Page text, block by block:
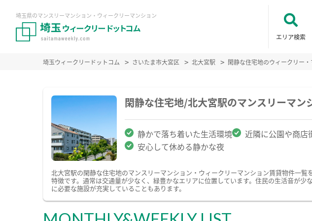
埼玉県のマンスリーマンション・ウィークリーマンション
エリア検索
埼玉ウィークリードットコム さいたま市大宮区 北大宮駅 閑静な住宅地のウィークリー
閑静な住宅地/北大宮駅のマンスリーマ
静かで落ち着いた生活環境 近隣に公園や商店
安心して休める静かな夜
北大宮駅の閑静な住宅地のマンスリーマンション・ウィークリーマンション賃貸物件一
特徴です。通常は交通量が少なく、緑豊かなエリアに位置しています。住民の生活音が
に必要な施設が充実していることもあります。